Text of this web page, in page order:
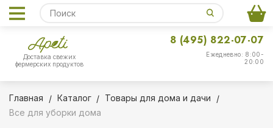
Доставка свежих
фермерских продуктов
Ежедневно: 8:00-
20:00
8 (495) 822-07-07
Главная Каталог
Товары для дома и дачи
Все для уборки дома